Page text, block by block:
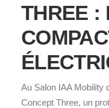
THREE :
Au Salon IAA Mobility
Concept Three, un